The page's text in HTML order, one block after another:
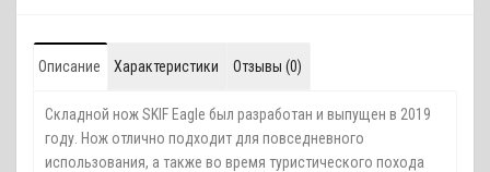
Описание Характеристики Отзывы (0)
Складной нож SKIF Eagle был разработан и выпущен в 2019
году. Нож отлично подходит для повседневного
использования, а также во время туристического похода